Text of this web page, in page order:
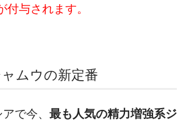
付与されます。
ムウの新定番
で今、 最も人気の精力増強系ジ